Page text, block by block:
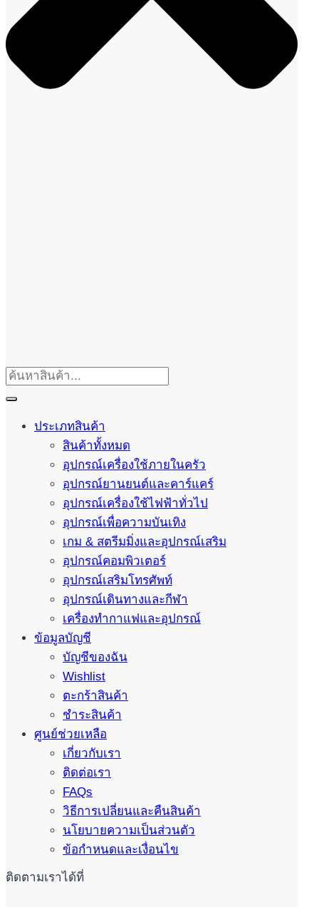
ประเภทสินค้า
สินค้าทั้งหมด
อุปกรณ์เครื่องใช้ภายในครัว
อุปกรณ์ยานยนต์และคาร์แคร์
อุปกรณ์เครื่องใช้ไฟฟ้าทั่วไป
อุปกรณ์เพื่อความบันเทิง
เกม & สตรีมมิ่งและอุปกรณ์เสริม
อุปกรณ์คอมพิวเตอร์
อุปกรณ์เสริมโทรศัพท์
อุปกรณ์เดินทางและกีฬา
เครื่องทำกาแฟและอุปกรณ์
ข้อมูลบัญชี
บัญชีของฉัน
Wishlist
ตะกร้าสินค้า
ชำระสินค้า
ศูนย์ช่วยเหลือ
เกี่ยวกับเรา
ติดต่อเรา
FAQs
วิธีการเปลี่ยนและคืนสินค้า
นโยบายความเป็นส่วนตัว
ข้อกำหนดและเงื่อนไข
ติดตามเราได้ที่